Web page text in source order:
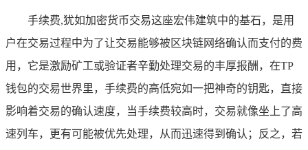
手续费,犹如加密货币交易这座宏伟建筑中的基石，是用
户在交易过程中为了让交易能够被区块链网络确认而支付的费
用，它是激励矿工或验证者辛勤处理交易的丰厚报酬，在TP
钱包的交易世界里，手续费的高低宛如一把神奇的钥匙，直接
影响着交易的确认速度，当手续费较高时，交易就像坐上了高
速列车，更有可能被优先处理，从而迅速得到确认；反之，若